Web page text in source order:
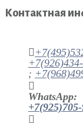
Контактная
;
WhatsApp: